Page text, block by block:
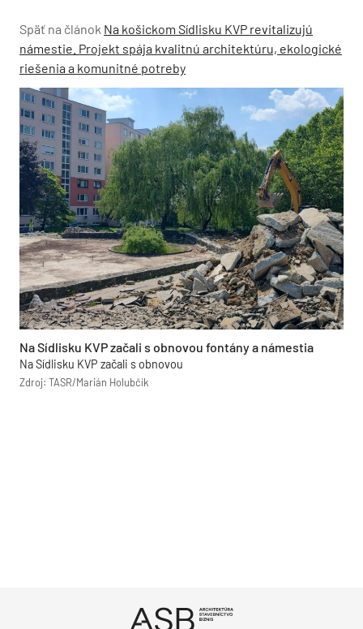
Späť na článok Na košickom Sídlisku KVP revitalizujú
námestie. Projekt spája kvalitnú architektúru, ekologické
riešenia a komunitné potreby
Na Sídlisku KVP začali s obnovou fontány a námestia
Na Sídlisku KVP začali s obnovou
Zdroj: TASR/Marián Holubčík